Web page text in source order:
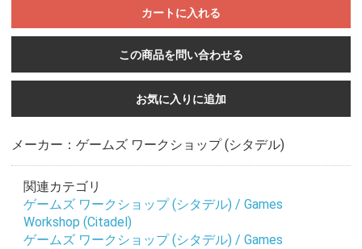
カートに入れる
この商品を問い合わせる
お気に入りに追加
メーカー：ゲームズ ワークショップ (シタデル)
関連カテゴリ
ゲームズ ワークショップ (シタデル) / Games
Workshop (Citadel)
ゲームズ ワークショップ (シタデル) / Games